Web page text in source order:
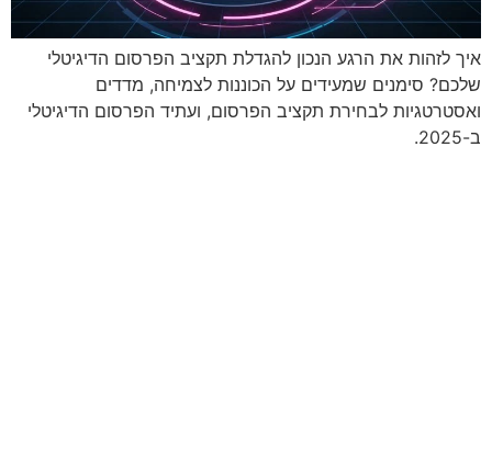
איך לזהות את הרגע הנכון להגדלת תקציב הפרסום הדיגיטלי
שלכם? סימנים שמעידים על הכוננות לצמיחה, מדדים
ואסטרטגיות לבחירת תקציב הפרסום, ועתיד הפרסום הדיגיטלי
ב-2025.